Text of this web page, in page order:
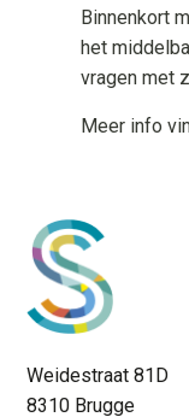
Binnenkort
het
vragen met
Meer info
Weidestraat 81D
8310 Brugge